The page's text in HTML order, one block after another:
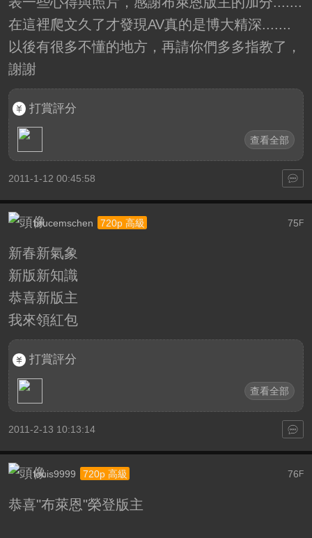
在這裡爬文久了才發現AV真的是博大精深.......
以後有很多不懂的地方，再請你們多多指教了，
謝謝
打賞評分
查看全部
2011-1-12 00:45:58
75F
brucemschen 720p 高級
新春新氣象
新版新知識
恭喜新版主
我來領紅包
打賞評分
查看全部
2011-2-13 10:13:14
76F
louis9999 720p 高級
恭喜"布萊恩"榮登版主